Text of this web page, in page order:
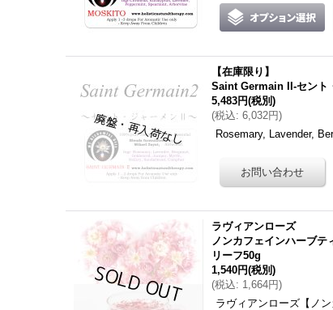
【在庫限り】
Saint Germain II-セント
5,483円(税別)
(税込: 6,032円)
Rosemary, Lavender,
ラヴィアンローズ
ノンカフェインハーブテ
リーフ50g
1,540円(税別)
(税込: 1,664円)
ラヴィアンローズ【ノ